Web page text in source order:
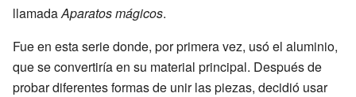
llamadaAparatos mágicos.
Fue en esta serie donde, por primera vez, usó el aluminio,
que se convertiría en su material principal. Después de
probar diferentes formas de unir las piezas, decidió usar